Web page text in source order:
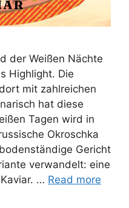
der Weißen Nächte
Highlight. Die
mit zahlreichen
hat diese
Tagen wird in
Okroschka
Gericht
verwandelt: eine
… Read more